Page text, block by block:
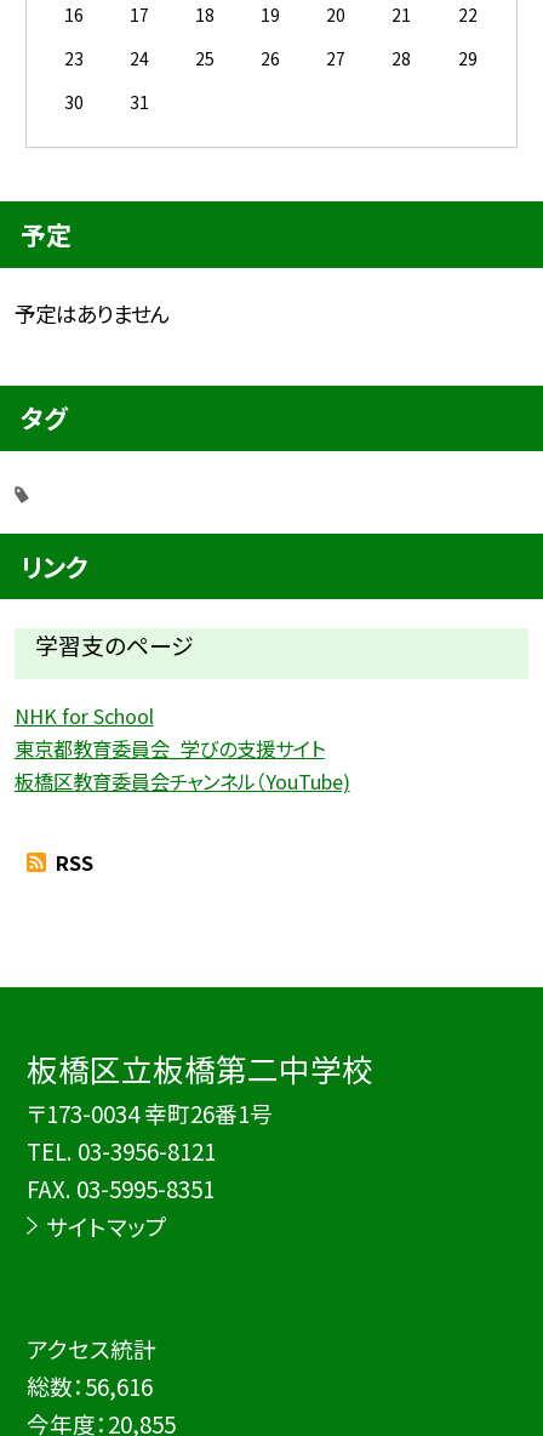
16
17 18 19 20 21
22
23
24 25 26 27 28
29
30
31
予定
予定はありません
タグ
リンク
学習支のページ
NHK for School
東京都教育委員会_学びの支援サイト
板橋区教育委員会チャンネル（YouTube)
RSS
板橋区立板橋第二中学校
〒173-0034 幸町26番1号
TEL. 03-3956-8121
FAX. 03-5995-8351
サイトマップ
アクセス統計
総数：56,616
今年度：20,855